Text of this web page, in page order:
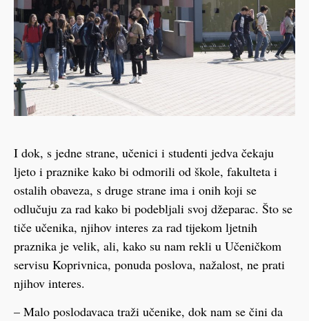
I dok, s jedne strane, učenici i studenti jedva čekaju
ljeto i praznike kako bi odmorili od škole, fakulteta i
ostalih obaveza, s druge strane ima i onih koji se
odlučuju za rad kako bi podebljali svoj džeparac. Što se
tiče učenika, njihov interes za rad tijekom ljetnih
praznika je velik, ali, kako su nam rekli u Učeničkom
servisu Koprivnica, ponuda poslova, nažalost, ne prati
njihov interes.
– Malo poslodavaca traži učenike, dok nam se čini da